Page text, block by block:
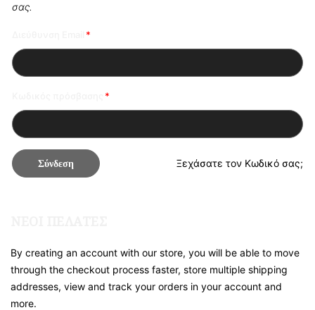
σας.
Σύνδεση Ξεχάσατε τον Κωδικό σας;
By creating an account with our store, you will be able to move
through the checkout process faster, store multiple shipping
addresses, view and track your orders in your account and
more.